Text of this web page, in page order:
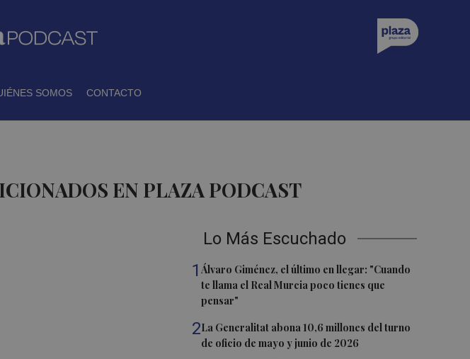
SOMOS CONTACTO
EN PLAZA PODCAST
Lo Más Escuchado
1Álvaro Giménez, el último en llegar: "Cuando
te llama el Real Murcia poco tienes que
pensar"
2La Generalitat abona 10,6 millones del turno
de oficio de mayo y junio de 2026